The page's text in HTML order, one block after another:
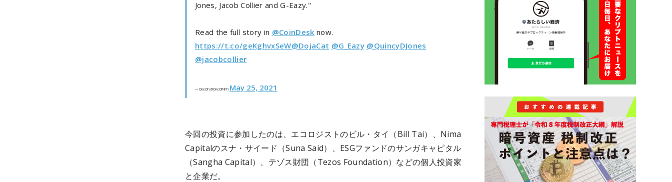
Jones, Jacob Collier and G-Eazy."
Read the full story in @CoinDesk now.
https://t.co/geKghvxSeW@DojaCat @G_Eazy @QuincyDJones
@jacobcollier
— OneOf (@OneOfNFT) May 25, 2021
今回の投資に参加したのは、エコロジストのビル・タイ（Bill Tai）、Nima
Capitalのスナ・サイード（Suna Said）、ESGファンドのサンガキャピタル
（Sangha Capital）、テゾス財団（Tezos Foundation）などの個人投資家
と企業だ。